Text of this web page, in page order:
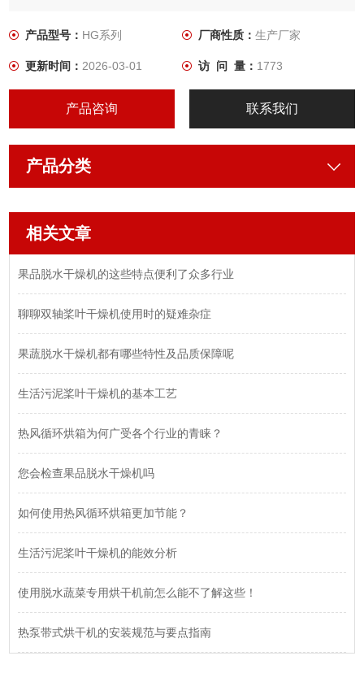
产品型号： HG系列 厂商性质： 生产厂家
更新时间：2026-03-01 访 问 量： 1773
产品咨询 联系我们
产品分类
相关文章
果品脱水干燥机的这些特点便利了众多行业
聊聊双轴桨叶干燥机使用时的疑难杂症
果蔬脱水干燥机都有哪些特性及品质保障呢
生活污泥桨叶干燥机的基本工艺
热风循环烘箱为何广受各个行业的青睐？
您会检查果品脱水干燥机吗
如何使用热风循环烘箱更加节能？
生活污泥桨叶干燥机的能效分析
使用脱水蔬菜专用烘干机前怎么能不了解这些！
热泵带式烘干机的安装规范与要点指南